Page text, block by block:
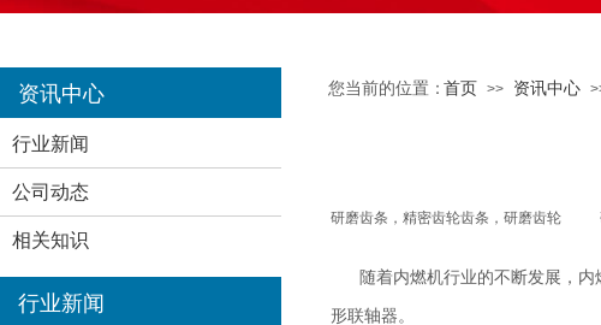
资讯中心 您当前的位置：首页 >> 资讯中心
行业新闻
公司动态
相关知识
研磨齿条，精密齿轮齿条，研磨齿轮
随着内燃机行业的不断发展，
形联轴器。
行业新闻